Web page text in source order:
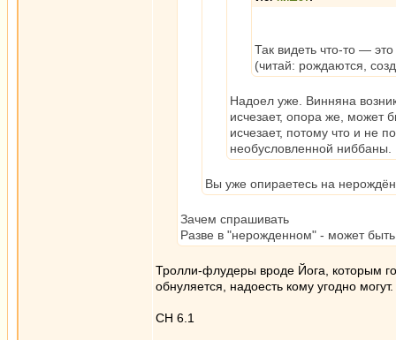
Так видеть что-то —
(читай: рождаются,
Надоел уже. Винняна
исчезает, опора же, может
исчезает, потому что и не
необусловленной ниббаны.
Вы уже опираетесь на
Зачем спрашивать
Разве в "нерожденном" - может
Тролли-флудеры вроде Йога, которым
обнуляется, надоесть кому угодно
СН 6.1